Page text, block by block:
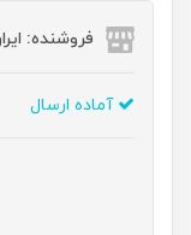
فروشنده:
آماده ارسال